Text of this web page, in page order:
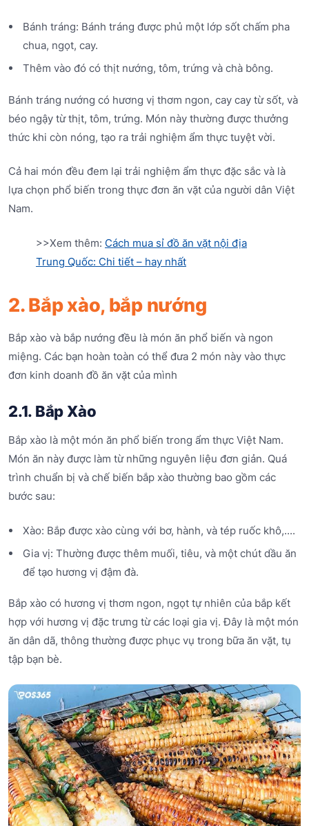
Bánh tráng: Bánh tráng được phủ một lớp sốt chấm pha
chua, ngọt, cay.
Thêm vào đó có thịt nướng, tôm, trứng và chà bông.
Bánh tráng nướng có hương vị thơm ngon, cay cay từ sốt, và
béo ngậy từ thịt, tôm, trứng. Món này thường được thưởng
thức khi còn nóng, tạo ra trải nghiệm ẩm thực tuyệt vời.
Cả hai món đều đem lại trải nghiệm ẩm thực đặc sắc và là
lựa chọn phổ biến trong thực đơn ăn vặt của người dân Việt
Nam.
>>Xem thêm: Cách mua sỉ đồ ăn vặt nội địa
Trung Quốc: Chi tiết – hay nhất
2. Bắp xào, bắp nướng
Bắp xào và bắp nướng đều là món ăn phổ biến và ngon
miệng. Các bạn hoàn toàn có thể đưa 2 món này vào thực
đơn kinh doanh đồ ăn vặt của mình
2.1. Bắp Xào
Bắp xào là một món ăn phổ biến trong ẩm thực Việt Nam.
Món ăn này được làm từ những nguyên liệu đơn giản. Quá
trình chuẩn bị và chế biến bắp xào thường bao gồm các
bước sau:
Xào: Bắp được xào cùng với bơ, hành, và tép ruốc khô,....
Gia vị: Thường được thêm muối, tiêu, và một chút dầu ăn
để tạo hương vị đậm đà.
Bắp xào có hương vị thơm ngon, ngọt tự nhiên của bắp kết
hợp với hương vị đặc trưng từ các loại gia vị. Đây là một món
ăn dân dã, thông thường được phục vụ trong bữa ăn vặt, tụ
tập bạn bè.